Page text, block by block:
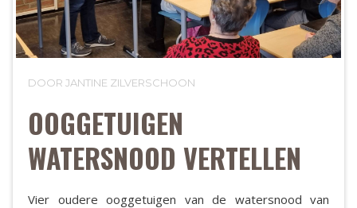
DOOR JANTINE ZILVERSCHOON
OOGGETUIGEN
WATERSNOOD VERTELLEN
Vier oudere ooggetuigen van de watersnood van